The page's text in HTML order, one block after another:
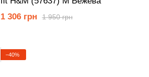
1 950 грн
1 306 грн
−40%